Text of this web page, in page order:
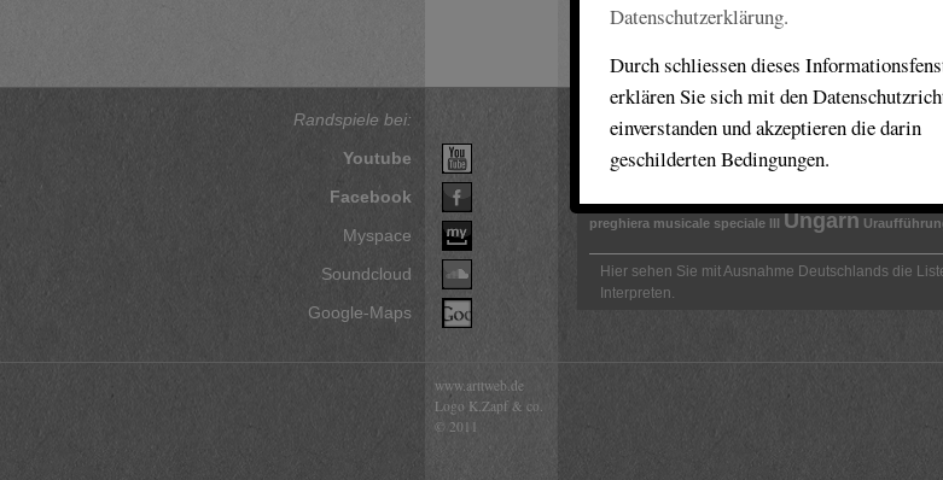
Randspiele bei:
Youtube
Facebook
Myspace
Soundcloud
Google-Maps
Komponisten Interpreten
Advent Argentinien AufTakt Advent China
preghiera musicale speciale III Ungarn
Hier sehen Sie mit Ausnahme Deutschlands die
Interpreten.
www.arttweb.de
Logo K.Zapf & co.
© 2011
Datenschutzerklärung.
Durch schliessen dieses
erklären Sie sich mit den
einverstanden und akzeptieren die darin
geschilderten Bedingungen.